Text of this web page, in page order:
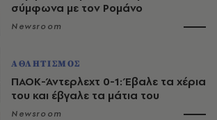
σύμφωνα με τον Ρομάνο
Newsroom
ΑΘΛΗΤΙΣΜΟΣ
ΠΑΟΚ-Άντερλεχτ 0-1: Έβαλε τα χέρια
του και έβγαλε τα μάτια του
Newsroom